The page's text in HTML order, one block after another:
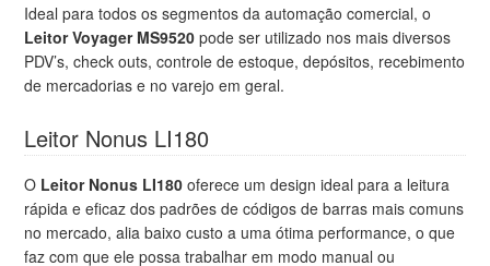
Ideal para todos os segmentos da automação comercial, o
Leitor Voyager MS9520 pode ser utilizado nos mais diversos
PDV’s, check outs, controle de estoque, depósitos, recebimento
de mercadorias e no varejo em geral.
Leitor Nonus LI180
O Leitor Nonus LI180 oferece um design ideal para a leitura
rápida e eficaz dos padrões de códigos de barras mais comuns
no mercado, alia baixo custo a uma ótima performance, o que
faz com que ele possa trabalhar em modo manual ou